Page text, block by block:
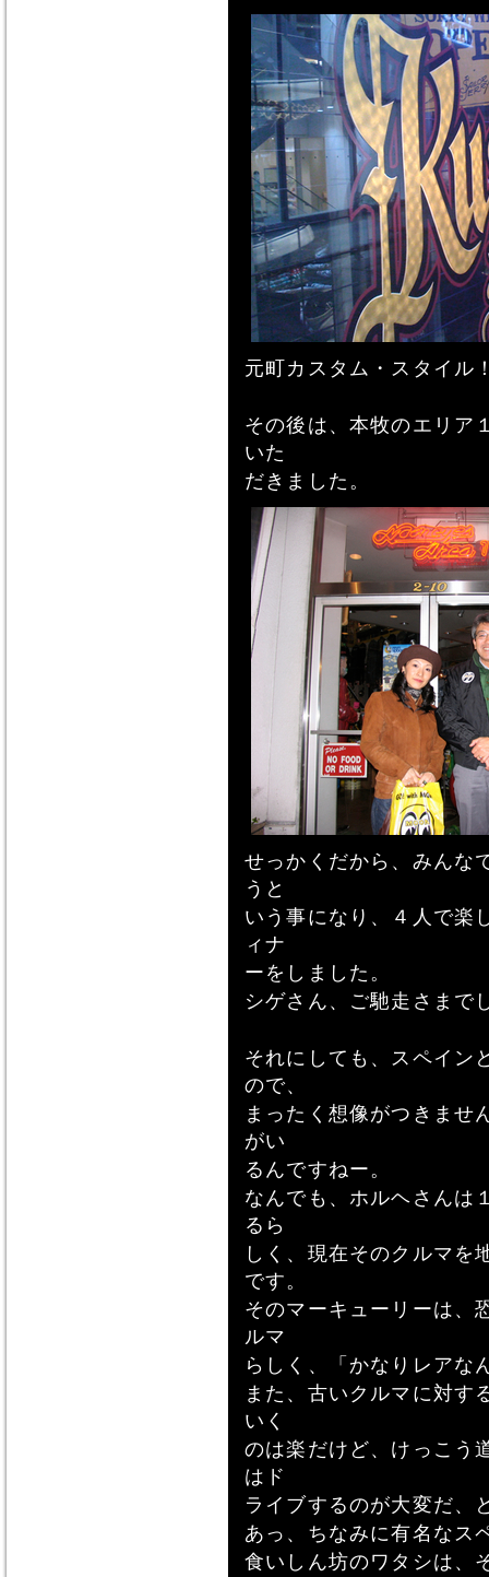
元町カスタム・スタイル
その後は、本牧のエリア
いた
だきました。
せっかくだから、みんな
うと
いう事になり、４人で楽
ィナ
ーをしました。
シゲさん、ご馳走さまで
それにしても、スペイン
ので、
まったく想像がつきませ
がい
るんですねー。
なんでも、ホルヘさんは
るら
しく、現在そのクルマを
です。
そのマーキューリーは、
ルマ
らしく、「かなりレアな
また、古いクルマに対す
いく
のは楽だけど、けっこう
はド
ライブするのが大変だ、
あっ、ちなみに有名なス
食いしん坊のワタシは、